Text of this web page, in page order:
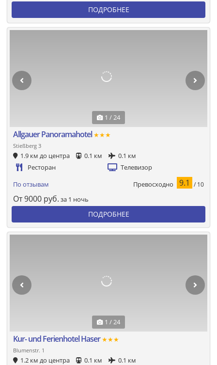
ПОДРОБНЕЕ
1 / 24
Allgauer Panoramahotel★★★
Stießberg 3
1.9 км до центра 0.1 км
0.1 км
Ресторан
Телевизор
По отзывам Превосходно 9.1 / 10
От9000 руб. за 1 ночь
ПОДРОБНЕЕ
1 / 24
Kur- und Ferienhotel Haser★★★
Blumenstr. 1
1.2 км до центра 0.1 км
0.1 км